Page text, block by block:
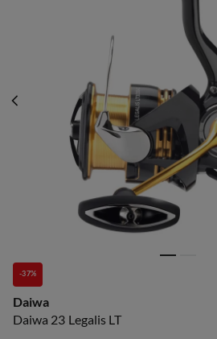
-37%
Daiwa
Daiwa 23 Legalis LT